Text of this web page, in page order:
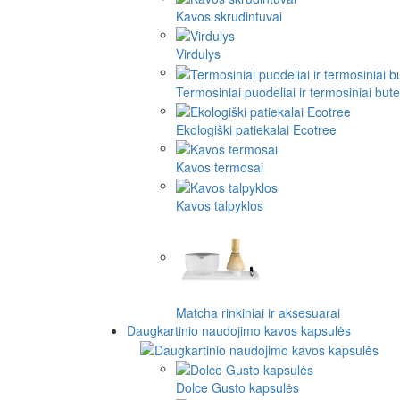
Kavos skrudintuvai
Virdulys
Termosiniai puodeliai ir termosiniai
Ekologiški patiekalai Ecotree
Kavos termosai
Kavos talpyklos
Matcha rinkiniai ir aksesuarai
Daugkartinio naudojimo kavos kapsulės
Dolce Gusto kapsulės